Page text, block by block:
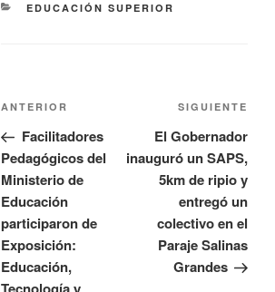
EDUCACIÓN SUPERIOR
ANTERIOR
Facilitadores
Pedagógicos del
Ministerio de
Educación
participaron de
Exposición:
Educación,
SIGUIENTE
El Gobernador
inauguró un SAPS,
5km de ripio y
entregó un
colectivo en el
Paraje Salinas
Grandes